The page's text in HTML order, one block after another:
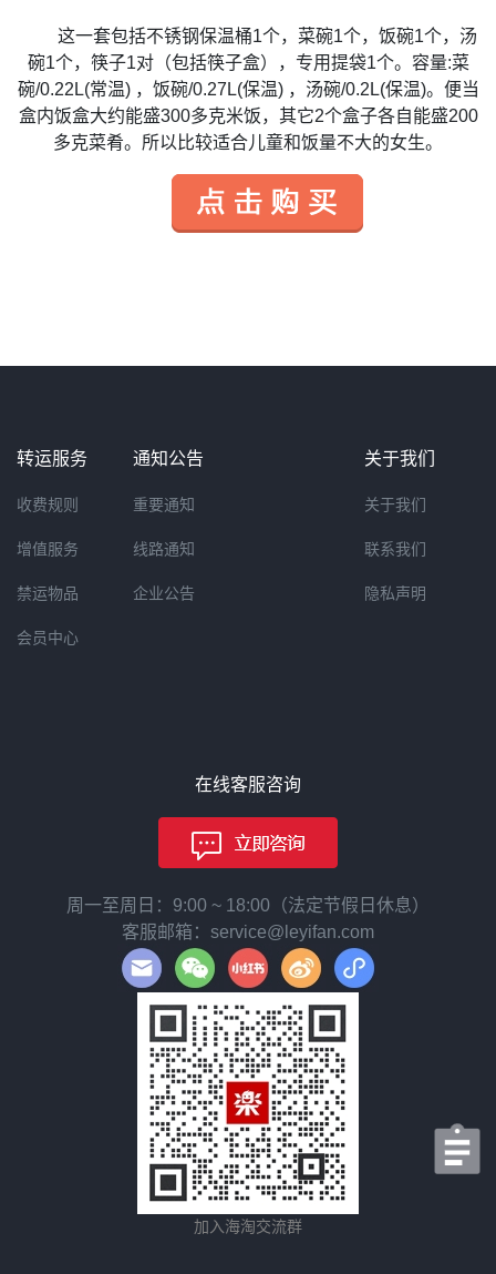
这一套包括不锈钢保温桶1个，菜碗1个，饭碗1个，汤
碗1个，筷子1对（包括筷子盒），专用提袋1个。容量:菜
碗/0.22L(常温) ，饭碗/0.27L(保温) ，汤碗/0.2L(保温)。便当
盒内饭盒大约能盛300多克米饭，其它2个盒子各自能盛200
多克菜肴。所以比较适合儿童和饭量不大的女生。
转运服务
收费规则
增值服务
禁运物品
会员中心
通知公告
重要通知
线路通知
企业公告
关于我们
关于我们
联系我们
隐私声明
在线客服咨询
周一至周日：9:00 ~ 18:00（法定节假日休息）
客服邮箱：service@leyifan.com
加入海淘交流群